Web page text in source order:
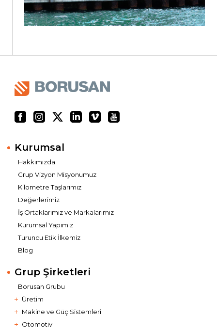
Kurumsal
Hakkımızda
Grup Vizyon Misyonumuz
Kilometre Taşlarımız
Değerlerimiz
İş Ortaklarımız ve Markalarımız
Kurumsal Yapımız
Turuncu Etik İlkemiz
Blog
Grup Şirketleri
Borusan Grubu
Üretim
Makine ve Güç Sistemleri
Otomotiv